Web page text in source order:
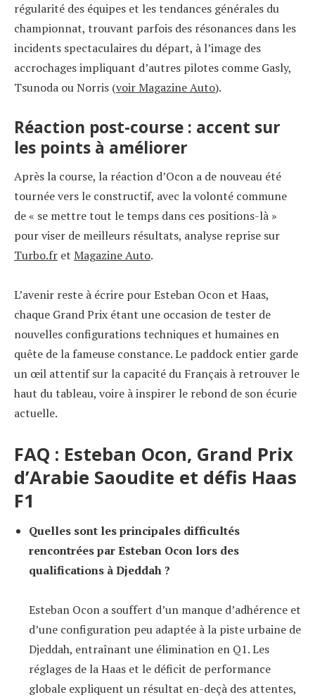
régularité des équipes et les tendances générales du
championnat, trouvant parfois des résonances dans les
incidents spectaculaires du départ, à l’image des
accrochages impliquant d’autres pilotes comme Gasly,
Tsunoda ou Norris (voir Magazine Auto).
Réaction post-course : accent sur
les points à améliorer
Après la course, la réaction d’Ocon a de nouveau été
tournée vers le constructif, avec la volonté commune
de « se mettre tout le temps dans ces positions-là »
pour viser de meilleurs résultats, analyse reprise sur
Turbo.fr et Magazine Auto.
L’avenir reste à écrire pour Esteban Ocon et Haas,
chaque Grand Prix étant une occasion de tester de
nouvelles configurations techniques et humaines en
quête de la fameuse constance. Le paddock entier garde
un œil attentif sur la capacité du Français à retrouver le
haut du tableau, voire à inspirer le rebond de son écurie
actuelle.
FAQ : Esteban Ocon, Grand Prix
d’Arabie Saoudite et défis Haas
F1
Quelles sont les principales difficultés
rencontrées par Esteban Ocon lors des
qualifications à Djeddah ?
Esteban Ocon a souffert d’un manque d’adhérence et
d’une configuration peu adaptée à la piste urbaine de
Djeddah, entraînant une élimination en Q1. Les
réglages de la Haas et le déficit de performance
globale expliquent un résultat en-deçà des attentes,